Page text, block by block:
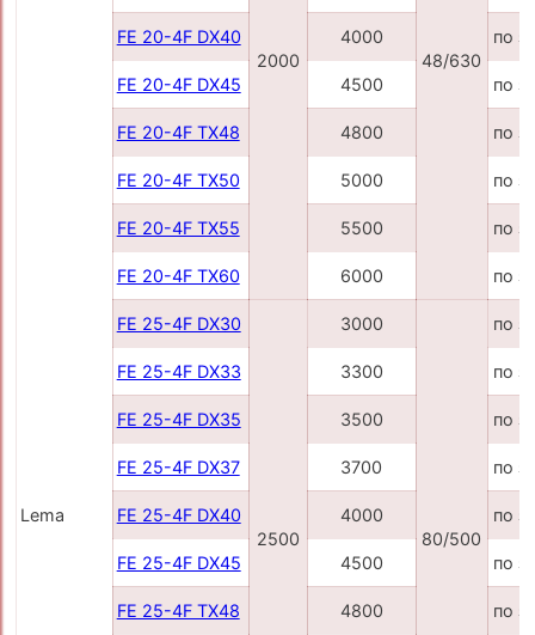
Lema
2000 48/630
FE 20-4F DX40 4000 по
FE 20-4F DX45 4500 по
FE 20-4F TX48 4800 по
FE 20-4F TX50 5000 по
FE 20-4F TX55 5500 по
FE 20-4F TX60 6000 по
FE 25-4F DX30
2500
3000
80/500
по
FE 25-4F DX33 3300 по
FE 25-4F DX35 3500 по
FE 25-4F DX37 3700 по
FE 25-4F DX40 4000 по
FE 25-4F DX45 4500 по
FE 25-4F TX48 4800 по